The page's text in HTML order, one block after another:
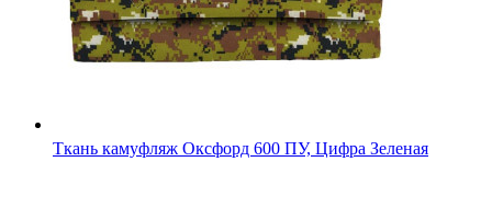
Камуфляжная ткань Кордура 1000D оригинал